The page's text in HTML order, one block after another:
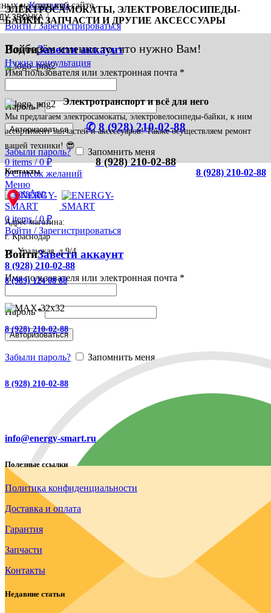
Контакты
Войти / Зарегистрироваться
ВойтиЗавести аккаунт
Имя пользователя или электронная почта *
Пароль*
Авторизоваться
Забыли пароль?
Запомнить меня
8 (928) 210-02-88
WhatsApp
на этом веб-сайте.
Электротранспорт и всё для него
✆ 8 (928) 210-02-88
8 (928) 210-02-88
0items / 0₽
0Список желаний
Меню
0items / 0₽
Войти / Зарегистрироваться
ВойтиЗавести аккаунт
Имя пользователя или электронная почта *
Пароль*
Авторизоваться
Забыли пароль? Запомнить меня
ЭЛЕКТРОСАМОКАТЫ, ЭЛЕКТРОВЕЛОСИПЕДЫ-
БАЙКИ, ЗАПЧАСТИ И ДРУГИЕ АКСЕССУАРЫ
Подберём именно то, что нужно Вам!
Нужна консультация
Мы предлагаем электросамокаты, электровелосипеды-байки, к ним
ассортимент запчастей и аксессуаров! Также осуществляем ремонт
вашей техники! 😎
Контакты
Адрес магазина:
г. Краснодар
ул. Уральская, д.9/4
8 (928) 210-02-88
8 (989) 124 08 88
8 (928) 210-02-88
8 (928) 210-02-88
info@energy-smart.ru
Полезные ссылки
Политика конфиденциальности
Доставка и оплата
Гарантия
Запчасти
Контакты
Недавние статьи